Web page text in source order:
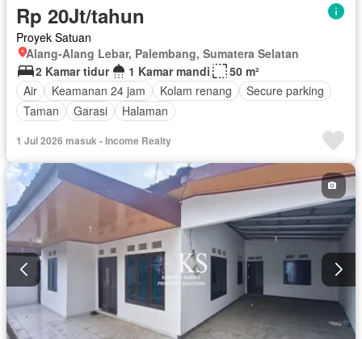
Rp 20Jt/tahun
Proyek Satuan
Alang-Alang Lebar, Palembang, Sumatera Selatan
2 Kamar tidur
1 Kamar mandi
50 m²
Air
Keamanan 24 jam Kolam renang
Secure parking
Taman
Garasi Halaman
1 Jul 2026 masuk - Income Realty